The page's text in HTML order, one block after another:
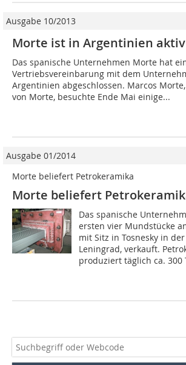
Ausgabe 10/2013
Morte ist in Argentinien aktiv
Das spanische Unternehmen Morte hat
Vertriebsvereinbarung mit dem
Argentinien abgeschlossen. Marcos
von Morte, besuchte Ende Mai einige...
Ausgabe 01/2014
Morte beliefert Petrokeramika
Morte beliefert
Das spanische
ersten vier Mundstücke
mit Sitz in Tosnesky in
Leningrad, verkauft.
produziert täglich ca. 300